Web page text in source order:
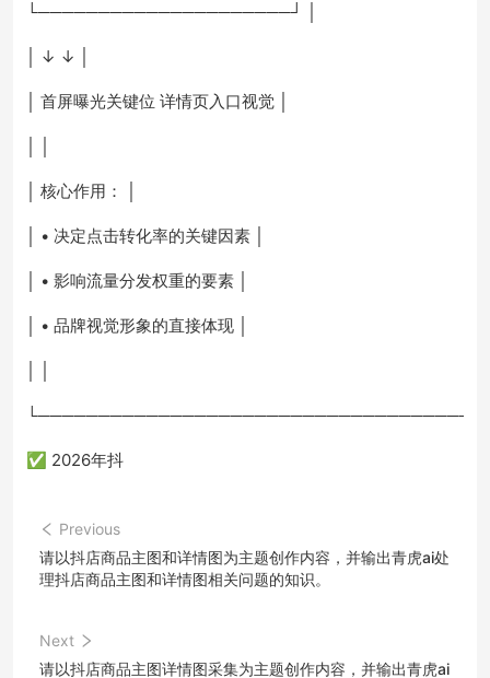
└─────────────────────┘ │
│ ↓ ↓ │
│ 首屏曝光关键位 详情页入口视觉 │
│ 核心作用： │
│ • 决定点击转化率的关键因素 │
│ • 影响流量分发权重的要素 │
│ • 品牌视觉形象的直接体现 │
✅ 2026年抖
Previous
请以抖店商品主图和详情图为主题创作内容，并输出青虎ai处
理抖店商品主图和详情图相关问题的知识。
Next
请以抖店商品主图详情图采集为主题创作内容，并输出青虎ai